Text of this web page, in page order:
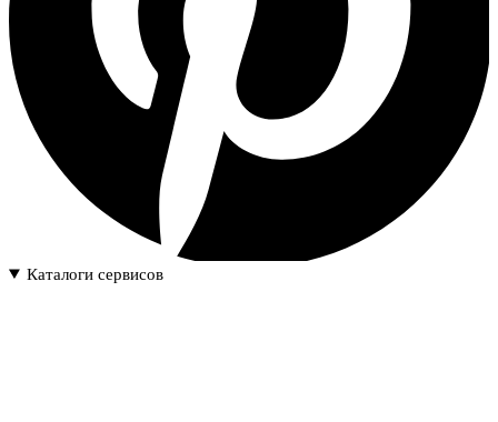
Каталоги сервисов